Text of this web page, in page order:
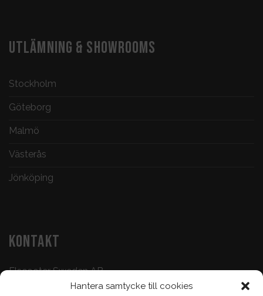
Hantera samtycke till cookies
UTLÄMNING & SHOWROOMS
Stockholm
Göteborg
Malmö
Västerås
Jönköping
KONTAKT
Elscooter Sweden AB
073-500 47 72